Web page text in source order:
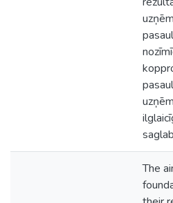
The